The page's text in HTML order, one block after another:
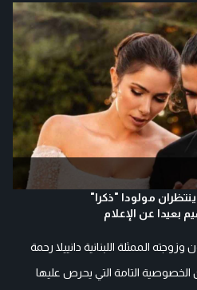
مولودا "ذكرا"
بعيدا عن الإعلام
الممثلة اللبنانية دانييلا رحمة
التامة التي يحرص عليها